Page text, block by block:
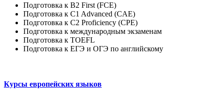
Подготовка к B2 First (FCE)
Подготовка к C1 Advanced (CAE)
Подготовка к C2 Proficiency (CPE)
Подготовка к международным экзаменам
Подготовка к TOEFL
Подготовка к ЕГЭ и ОГЭ по английскому
Курсы европейских языков